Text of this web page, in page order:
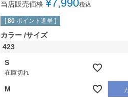
当店販売価格 ¥7,990税込
[ 80 ポイント進呈 ]
カラー サイズ
423
S
在庫切れ
M